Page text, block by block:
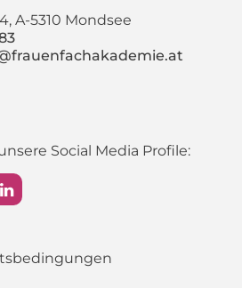
A-5310 Mondsee
Social Media Profile: